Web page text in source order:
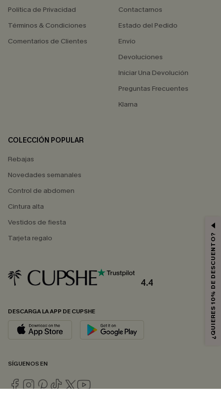
Política de Privacidad
Términos & Condiciones
Comentarios de Clientes
Contactarnos
Estado del Pedido
Envío
Devoluciones
Iniciar Una Devolución
Preguntas Frecuentes
Klarna
COLECCIÓN POPULAR
Rebajas
Novedades semanales
Control de abdomen
Cintura alta
Vestidos de fiesta
Tarjeta regalo
4.4
DESCARGA LA APP DE CUPSHE
SÍGUENOS EN
¿QUIERES 10% DE DESCUENTO?